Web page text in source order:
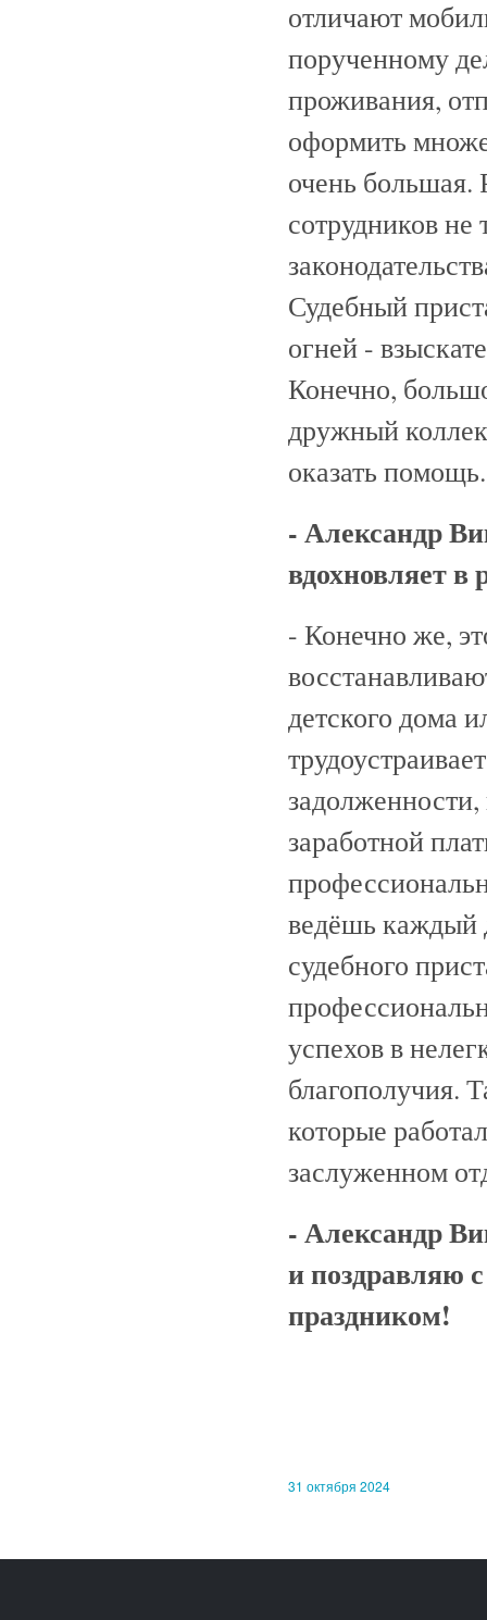
отличают
порученному
проживания,
оформить
очень большая.
сотрудников
Судебный
огней -
Конечно,
дружный
оказать помощь.
- Александр
вдохновляет в
- Конечно же,
детского дома
заработной
ведёшь каждый
судебного
успехов в
благополучия.
которые
заслуженном
- Александр
и поздравляю
праздником!
31 октября 2024